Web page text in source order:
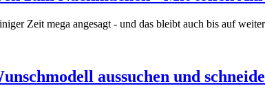
Zeit mega angesagt - und das bleibt auch bis auf
aussuchen und